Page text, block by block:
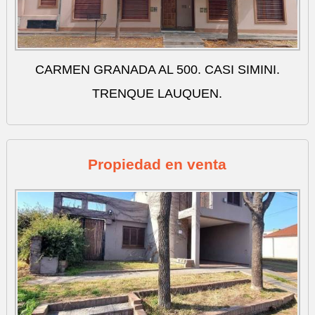
CARMEN GRANADA AL 500. CASI SIMINI.
TRENQUE LAUQUEN.
Propiedad en venta